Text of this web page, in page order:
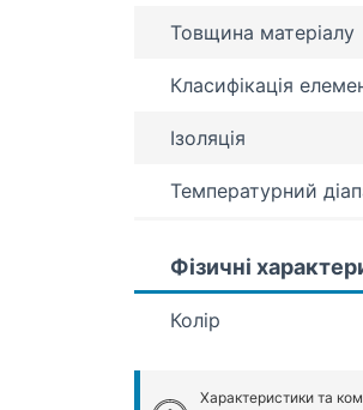
Товщина матеріалу
Класифікація
Ізоляція
Температурний
Фізичні
Колір
Характеристики та